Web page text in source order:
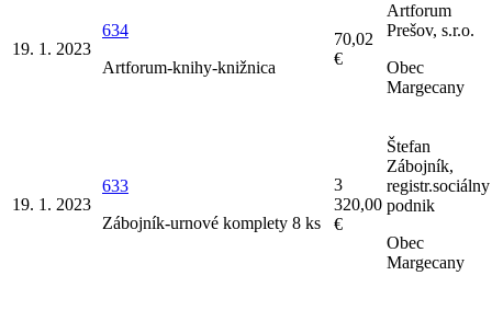
19. 1. 2023
634
Artforum-knihy-knižnica
70,02
€
Artforum
Prešov, s.r.o.
Obec
Margecany
19. 1. 2023
633
Zábojník-urnové komplety 8 ks
3
320,00
€
Štefan
Zábojník,
registr.sociálny
podnik
Obec
Margecany